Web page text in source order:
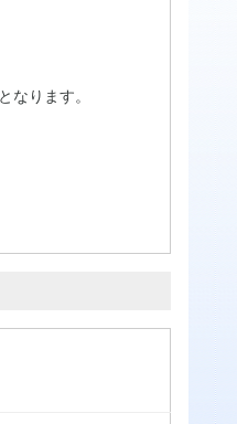
ります。